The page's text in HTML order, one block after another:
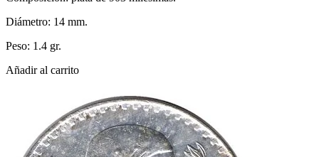
Diámetro: 14 mm.
Peso: 1.4 gr.
Añadir al carrito